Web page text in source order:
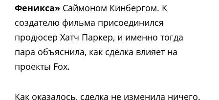
Феникса» Саймоном Кинбергом. К
создателю фильма присоединился
продюсер Хатч Паркер, и именно тогда
пара объяснила, как сделка влияет на
проекты Fox.
Как оказалось, сделка не изменила ничего.